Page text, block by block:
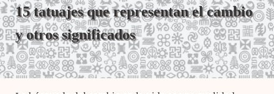
15 tatuajes que representan el cambio
y otros significados